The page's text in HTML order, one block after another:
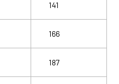
141
166
187